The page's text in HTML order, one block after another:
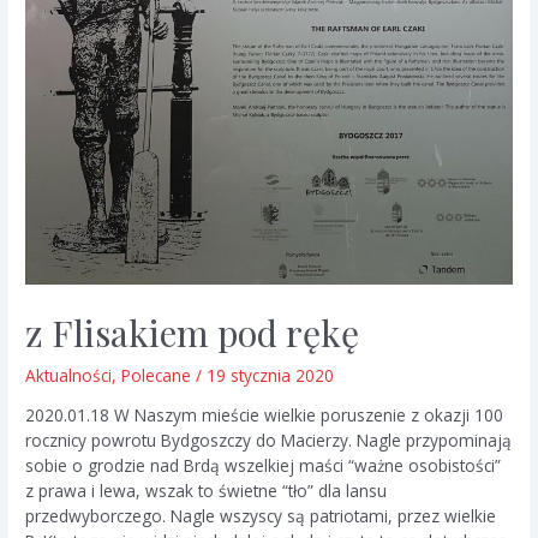
z Flisakiem pod rękę
Aktualności,Polecane / 19 stycznia 2020
2020.01.18 W Naszym mieście wielkie poruszenie z okazji 100
rocznicy powrotu Bydgoszczy do Macierzy. Nagle przypominają
sobie o grodzie nad Brdą wszelkiej maści “ważne osobistości”
z prawa i lewa, wszak to świetne “tło” dla lansu
przedwyborczego. Nagle wszyscy są patriotami, przez wielkie